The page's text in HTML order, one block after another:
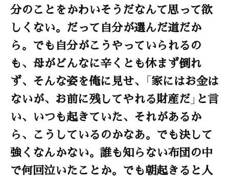
分のことをかわいそうだなんて思って欲
しくない。だって自分が選んだ道だか
ら。でも自分がこうやっていられるの
も、母がどんなに辛くとも休まず倒れ
ず、そんな姿を俺に見せ、「家にはお金は
ないが、お前に残してやれる財産だ」と言
い、いつも起きていた、それがあるか
ら、こうしているのかなあ。でも決して
強くなんかない。誰も知らない布団の中
で何回泣いたことか。でも朝起きると人